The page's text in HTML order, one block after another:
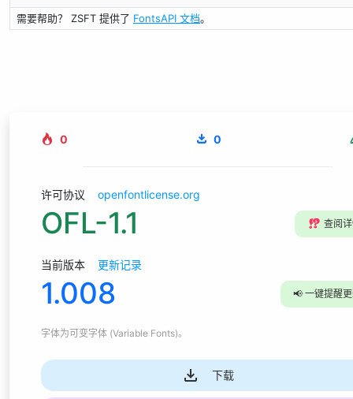
需要帮助？ ZSFT 提供了 FontsAPI 文档。
0 0
许可协议 openfontlicense.org
OFL-1.1 ⁉️ 查阅
当前版本 更新记录
1.008 📢 一键提醒
字体为可变字体 (Variable Fonts)。
下载